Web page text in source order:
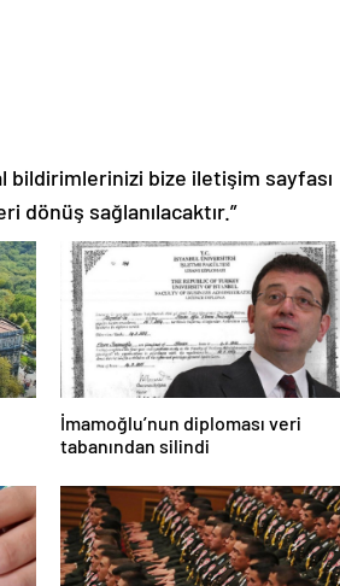
bildirimlerinizi bize iletişim sayfası
dönüş sağlanılacaktır.”
İmamoğlu’nun diploması veri
tabanından silindi